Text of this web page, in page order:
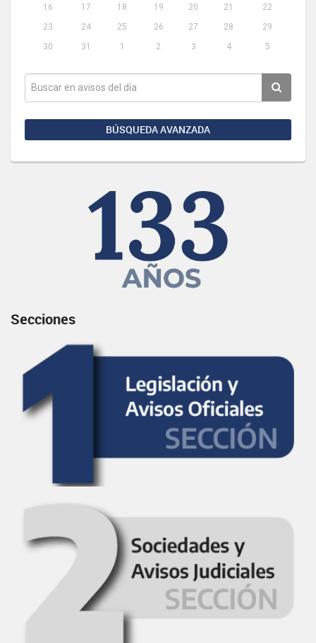
16
17 18 19 20 21
22
23
24 25 26 27 28
29
30
31 1 2 3 4 5
BÚSQUEDA AVANZADA
Secciones